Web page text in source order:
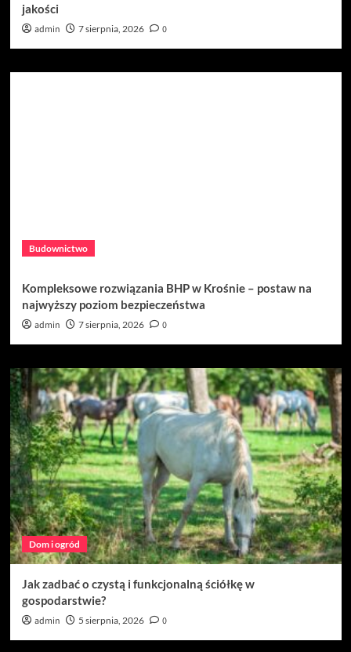
jakości
admin 7 sierpnia, 2026 0
Budownictwo
Kompleksowe rozwiązania BHP w Krośnie – postaw na
najwyższy poziom bezpieczeństwa
admin 7 sierpnia, 2026 0
Dom i ogród
Jak zadbać o czystą i funkcjonalną ściółkę w
gospodarstwie?
admin 5 sierpnia, 2026 0